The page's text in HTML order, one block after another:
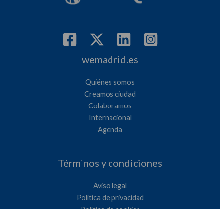
wemadrid.es
Quiénes somos
Creamos ciudad
Colaboramos
Internacional
Agenda
Términos y condiciones
Aviso legal
Política de privacidad